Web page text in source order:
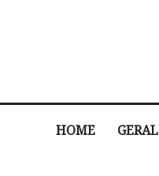
HOME GERAL